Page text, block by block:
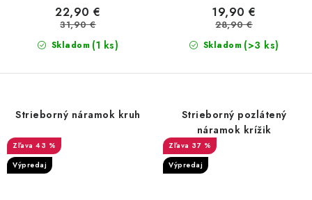
Skladom (1 ks)
22,90 €
31,90 €
Skladom (>3 ks)
19,90 €
28,90 €
Strieborný náramok kruh
43 %
Výpredaj
Strieborný pozlátený
náramok krížik
37 %
Výpredaj